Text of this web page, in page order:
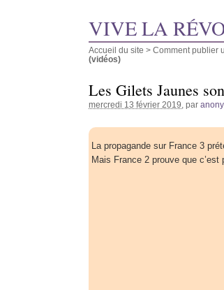
VIVE LA
Accueil du site > Comment publier
(vidéos)
Les Gilets Jaunes
mercredi 13 février 2019 , par
La propagande sur France 3
Mais France 2 prouve que c’est